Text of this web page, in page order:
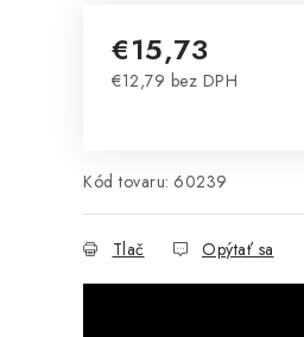
€15,73
€12,79 bez DPH
Kód tovaru: 60239
Tlač Opýtať sa